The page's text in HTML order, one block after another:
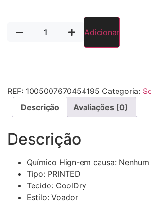
Quantidade
|
100%
Poliéster
Português
Adicionar
REF: 1005007670454195 Categoria:
Descrição
Avaliações (0)
Descrição
Químico Hign-em causa: Nenhum
Tipo: PRINTED
Tecido: CoolDry
Estilo: Voador